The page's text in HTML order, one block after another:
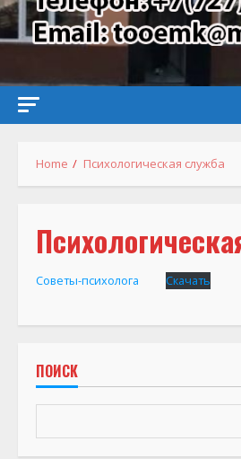
Home Психологическая служба
Советы-психолога Скачать
ПОИСК